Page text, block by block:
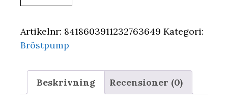
Artikelnr: 8418603911232763649 Kategori:
Bröstpump
Beskrivning Recensioner (0)